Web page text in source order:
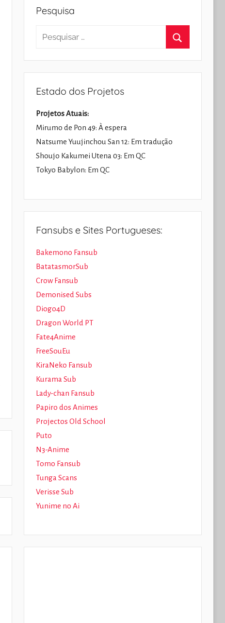
Pesquisa
Pesquisar
Estado dos Projetos
Projetos Atuais:
Mirumo de Pon 49: À espera
Natsume Yuujinchou San 12: Em tradução
Shoujo Kakumei Utena 03: Em QC
Tokyo Babylon: Em QC
Fansubs e Sites Portugueses:
Bakemono Fansub
BatatasmorSub
Crow Fansub
Demonised Subs
Diogo4D
Dragon World PT
Fate4Anime
FreeSouEu
KiraNeko Fansub
Kurama Sub
Lady-chan Fansub
Papiro dos Animes
Projectos Old School
Puto
N3-Anime
Tomo Fansub
Tunga Scans
Verisse Sub
Yunime no Ai